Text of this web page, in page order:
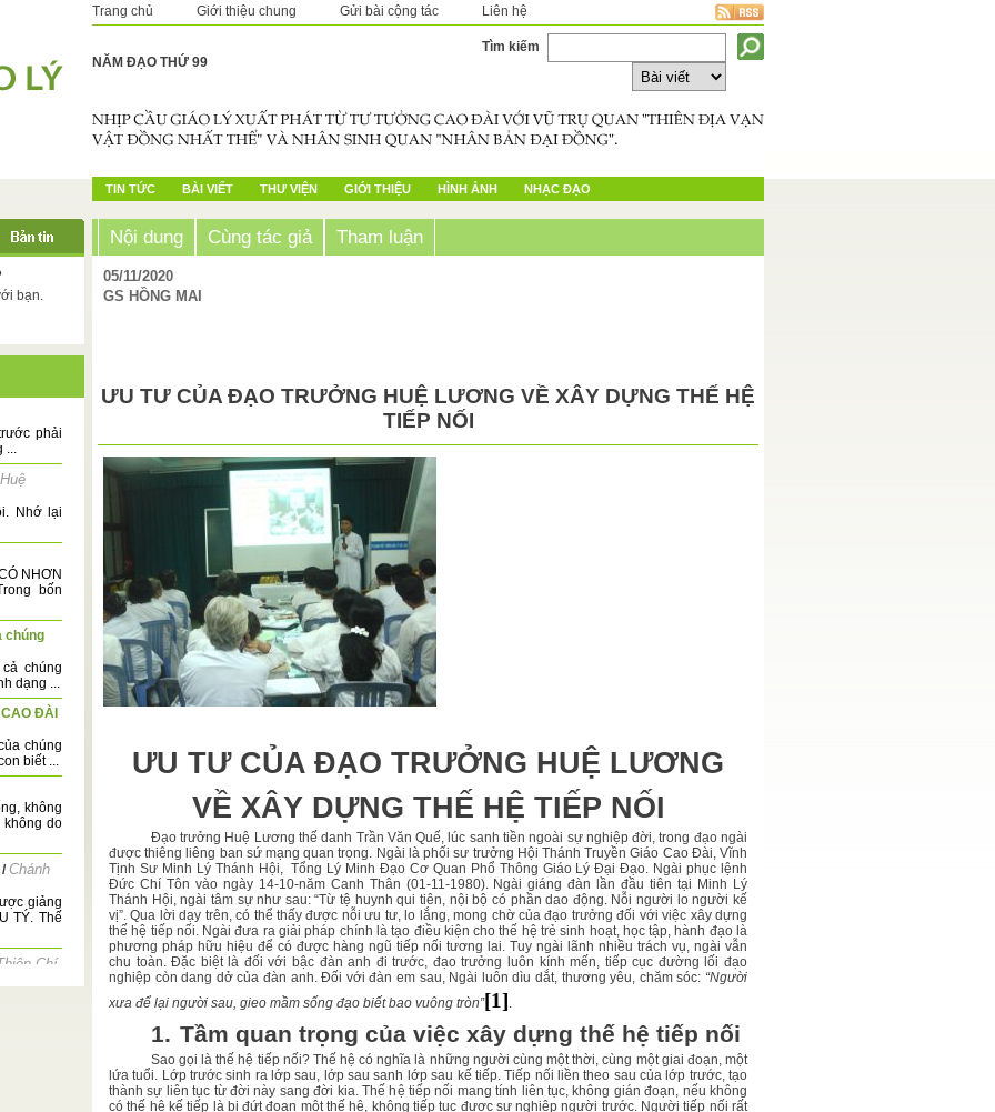
Trang chủ Giới thiệu chung Gửi bài cộng tác Liên hệ
NĂM ĐẠO THỨ 99
Tìm kiếm
TIN TỨC BÀI VIẾT THƯ VIỆN GIỚI THIỆU HÌNH ẢNH NHẠC ĐẠO
bạn.
phải
...
Huệ
Nhớ lại
NHƠN
bốn
chúng
chúng
dạng ...
ĐÀI
chúng
biết ...
không
không do
/Chánh
giảng
TÝ. Thế
Chí
Nội dung Cùng tác giả Tham luận
05/11/2020
GS HỒNG MAI
ƯU TƯ CỦA ĐẠO TRƯỞNG HUỆ LƯƠNG VỀ XÂY DỰNG THẾ HỆ
TIẾP NỐI
ƯU TƯ CỦA ĐẠO TRƯỞNG HUỆ LƯƠNG
VỀ XÂY DỰNG THẾ HỆ TIẾP NỐI
Đạo trưởng Huệ Lương thế danh Trần Văn Quế, lúc sanh tiền ngoài sự nghiệp đời, trong đạo ngài
được thiêng liêng ban sứ mạng quan trọng. Ngài là phối sư trưởng Hội Thánh Truyền Giáo Cao Đài, Vĩnh
Tịnh Sư Minh Lý Thánh Hội, Tổng Lý Minh Đạo Cơ Quan Phổ Thông Giáo Lý Đại Đạo. Ngài phục lệnh
Đức Chí Tôn vào ngày 14-10-năm Canh Thân (01-11-1980). Ngài giáng đàn lần đầu tiên tại Minh Lý
Thánh Hội, ngài tâm sự như sau: “Từ tệ huynh qui tiên, nội bộ có phần dao động. Nỗi người lo người kế
vị”. Qua lời dạy trên, có thể thấy được nỗi ưu tư, lo lắng, mong chờ của đạo trưởng đối với việc xây dựng
thế hệ tiếp nối. Ngài đưa ra giải pháp chính là tạo điều kiện cho thế hệ trẻ sinh hoạt, học tập, hành đạo là
phương pháp hữu hiệu để có được hàng ngũ tiếp nối tương lai. Tuy ngài lãnh nhiều trách vụ, ngài vẫn
chu toàn. Đặc biệt là đối với bậc đàn anh đi trước, đạo trưởng luôn kính mến, tiếp cục đường lối đạo
nghiệp còn dang dở của đàn anh. Đối với đàn em sau, Ngài luôn dìu dắt, thương yêu, chăm sóc: “Người
xưa để lại người sau, gieo mầm sống đạo biết bao vuông tròn”[1].
1. Tầm quan trọng của việc xây dựng thế hệ tiếp nối
Sao gọi là thế hệ tiếp nối? Thế hệ có nghĩa là những người cùng một thời, cùng một giai đoạn, một
lứa tuổi. Lớp trước sinh ra lớp sau, lớp sau sanh lớp sau kế tiếp. Tiếp nối liền theo sau của lớp trước, tạo
thành sự liên tục từ đời này sang đời kia. Thế hệ tiếp nối mang tính liên tục, không gián đoạn, nếu không
có thế hệ kế tiếp là bị đứt đoạn một thế hệ, không tiếp tục được sự nghiệp người trước. Người tiếp nối rất